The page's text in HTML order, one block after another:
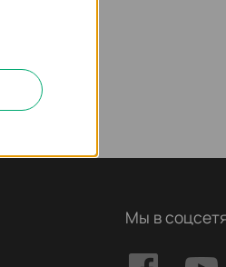
Мы в